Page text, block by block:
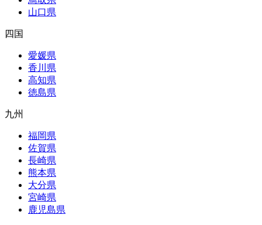
山口県
四国
愛媛県
香川県
高知県
徳島県
九州
福岡県
佐賀県
長崎県
熊本県
大分県
宮崎県
鹿児島県